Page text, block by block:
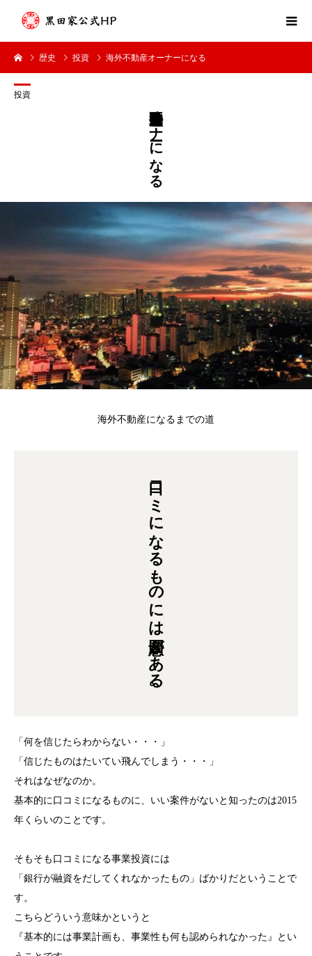
歴史 投資 海外不動産オーナーになる
投資
海外不動産オーナーになる
海外不動産になるまでの道
口コミになるものには意図がある。
「何を信じたらわからない・・・」
「信じたものはたいてい飛んでしまう・・・」
それはなぜなのか。
基本的に口コミになるものに、いい案件がないと知ったのは2015
年くらいのことです。
そもそも口コミになる事業投資には
「銀行が融資をだしてくれなかったもの」ばかりだということで
す。
こちらどういう意味かというと
『基本的には事業計画も、事業性も何も認められなかった』とい